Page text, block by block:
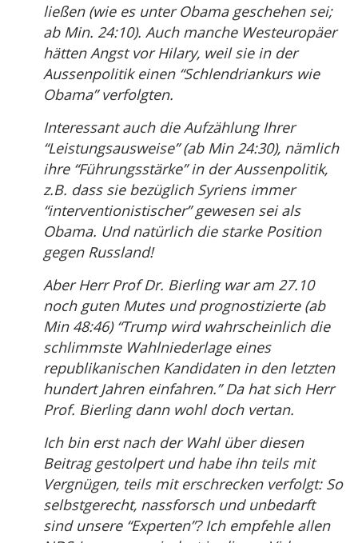
ließen (wie es unter Obama geschehen sei;
ab Min. 24:10). Auch manche Westeuropäer
hätten Angst vor Hilary, weil sie in der
Aussenpolitik einen “Schlendriankurs wie
Obama” verfolgten.
Interessant auch die Aufzählung Ihrer
“Leistungsausweise” (ab Min 24:30), nämlich
ihre “Führungsstärke” in der Aussenpolitik,
z.B. dass sie bezüglich Syriens immer
“interventionistischer” gewesen sei als
Obama. Und natürlich die starke Position
gegen Russland!
Aber Herr Prof Dr. Bierling war am 27.10
noch guten Mutes und prognostizierte (ab
Min 48:46) “Trump wird wahrscheinlich die
schlimmste Wahlniederlage eines
republikanischen Kandidaten in den letzten
hundert Jahren einfahren.” Da hat sich Herr
Prof. Bierling dann wohl doch vertan.
Ich bin erst nach der Wahl über diesen
Beitrag gestolpert und habe ihn teils mit
Vergnügen, teils mit erschrecken verfolgt: So
selbstgerecht, nassforsch und unbedarft
sind unsere “Experten”? Ich empfehle allen